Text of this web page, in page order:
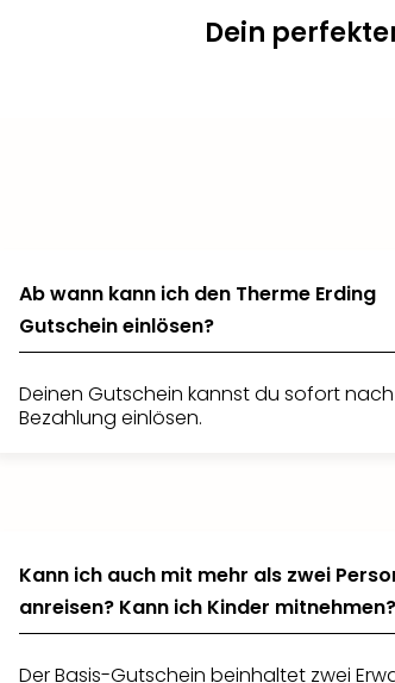
Dein
Ab wann kann ich den Therme Erding
Gutschein einlösen?
Deinen Gutschein kannst du sofort
Bezahlung einlösen.
Kann ich auch mit mehr als zwei
anreisen? Kann ich Kinder mitnehmen?
Der Basis-Gutschein beinhaltet zwei